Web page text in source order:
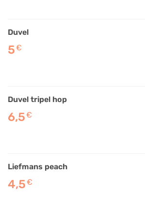
Duvel
5€
Duvel tripel hop
6,5€
Liefmans peach
4,5€